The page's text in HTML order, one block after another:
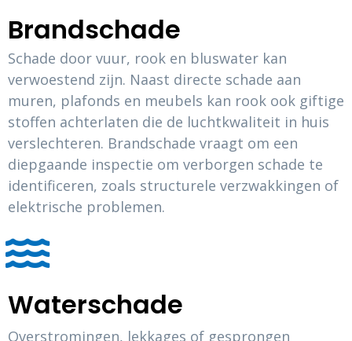
Brandschade
Schade door vuur, rook en bluswater kan
verwoestend zijn. Naast directe schade aan
muren, plafonds en meubels kan rook ook giftige
stoffen achterlaten die de luchtkwaliteit in huis
verslechteren. Brandschade vraagt om een
diepgaande inspectie om verborgen schade te
identificeren, zoals structurele verzwakkingen of
elektrische problemen.
Waterschade
Overstromingen, lekkages of gesprongen